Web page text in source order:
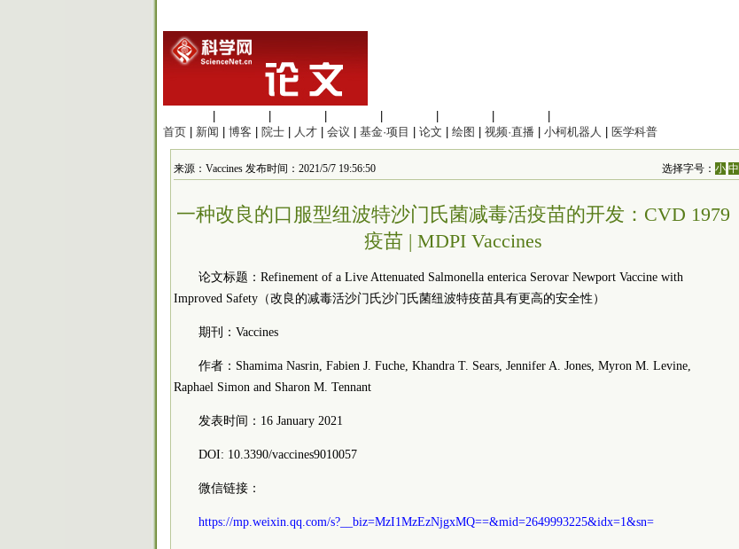
首页
新闻 博客 院士 人才 会议 基金·项目 论文 绘图 视频·直播 小柯机器人 医学科普
来源：Vaccines 发布时间：2021/5/7 19:56:50 选择字号：小 中
一种改良的口服型纽波特沙门氏菌减毒活疫苗的开发：CVD 1979
疫苗 | MDPI Vaccines
论文标题：Refinement of a Live Attenuated Salmonella enterica Serovar Newport Vaccine with
Improved Safety（改良的减毒活沙门氏沙门氏菌纽波特疫苗具有更高的安全性）
期刊：Vaccines
作者：Shamima Nasrin, Fabien J. Fuche, Khandra T. Sears, Jennifer A. Jones, Myron M. Levine,
Raphael Simon and Sharon M. Tennant
发表时间：16 January 2021
DOI: 10.3390/vaccines9010057
微信链接：
https://mp.weixin.qq.com/s?__biz=MzI1MzEzNjgxMQ==&mid=2649993225&idx=1&sn=